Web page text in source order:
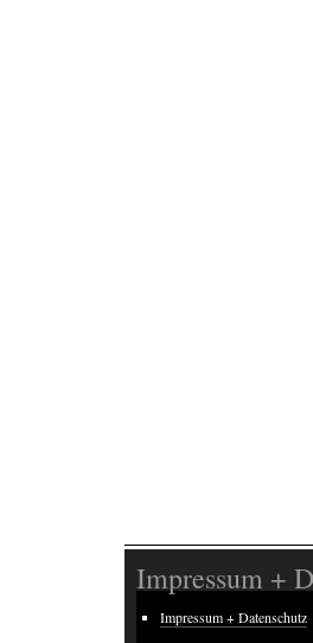
Impressum +
Impressum + Datenschutz